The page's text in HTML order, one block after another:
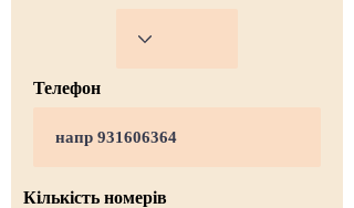
Телефон
Кількість номерів